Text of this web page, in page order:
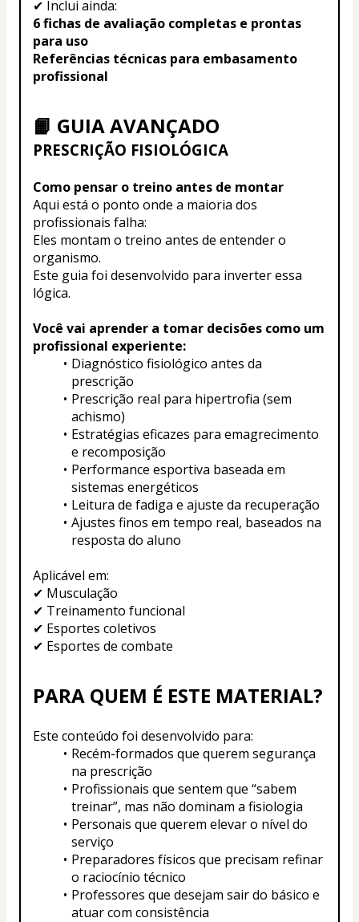
✔ Inclui ainda:
6 fichas de avaliação completas e prontas
para uso
Referências técnicas para embasamento
profissional
📙 GUIA AVANÇADO
PRESCRIÇÃO FISIOLÓGICA
Como pensar o treino antes de montar
Aqui está o ponto onde a maioria dos
profissionais falha:
Eles montam o treino antes de entender o
organismo.
Este guia foi desenvolvido para inverter essa
lógica.
Você vai aprender a tomar decisões como um
profissional experiente:
Diagnóstico fisiológico antes da
prescrição
Prescrição real para hipertrofia (sem
achismo)
Estratégias eficazes para emagrecimento
e recomposição
Performance esportiva baseada em
sistemas energéticos
Leitura de fadiga e ajuste da recuperação
Ajustes finos em tempo real, baseados na
resposta do aluno
Aplicável em:
✔ Musculação
✔ Treinamento funcional
✔ Esportes coletivos
✔ Esportes de combate
PARA QUEM É ESTE MATERIAL?
Este conteúdo foi desenvolvido para:
Recém-formados que querem segurança
na prescrição
Profissionais que sentem que “sabem
treinar”, mas não dominam a fisiologia
Personais que querem elevar o nível do
serviço
Preparadores físicos que precisam refinar
o raciocínio técnico
Professores que desejam sair do básico e
atuar com consistência